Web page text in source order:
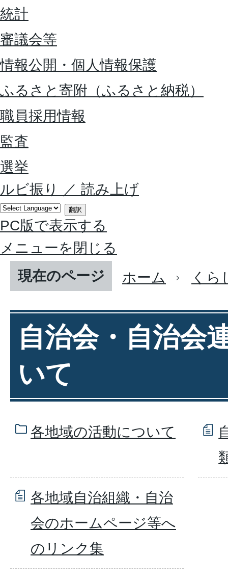
統計
審議会等
情報公開・個人情報保護
ふるさと寄附（ふるさと納税）
職員採用情報
監査
選挙
ルビ振り
／ 読み上げ
翻訳
PC版で表示する
メニューを閉じる
現在のページ
ホーム くら
自治会・自治会
いて
各地域の活動について
各地域自治組織・自治
会のホームページ等へ
のリンク集